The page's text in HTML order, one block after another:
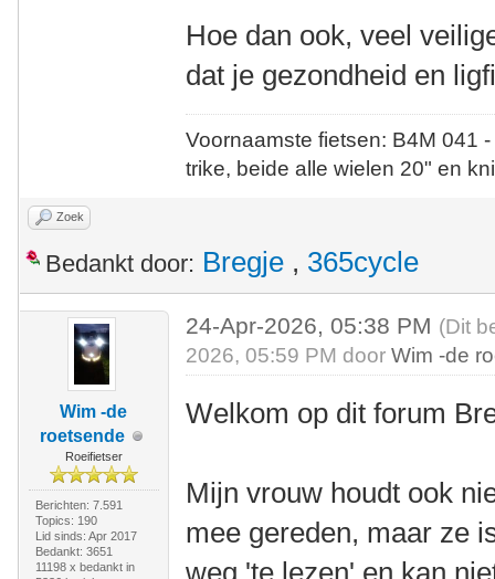
Hoe dan ook, veel
dat je gezondheid en
Voornaamste fietsen: B4M
trike, beide alle wielen 20" en
Zoek
Bedankt door: Bregje , 365cycle
Wim -de
roetsende
Roeifietser
Berichten: 7.591
Topics: 190
Lid sinds: Apr 2017
Bedankt: 3651
11198 x bedankt in
24-Apr-2026, 05:38 PM (Dit
2026, 05:59 PM doorWim -de
Welkom op dit forum
Mijn vrouw houdt ook
mee gereden, maar ze
weg 'te lezen' en kan